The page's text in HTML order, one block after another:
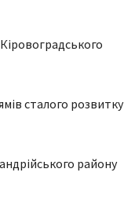
сталого розвитку
району